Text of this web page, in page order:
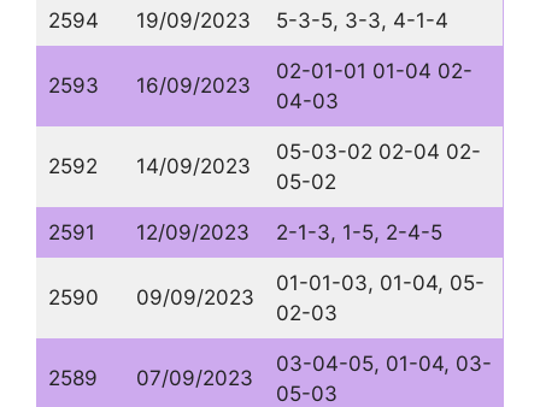
2594 19/09/2023 5-3-5, 3-3, 4-1-4
2593 16/09/2023
02-01-01 01-04 02-
04-03
2592 14/09/2023
05-03-02 02-04 02-
05-02
2591 12/09/2023 2-1-3, 1-5, 2-4-5
2590 09/09/2023
01-01-03, 01-04, 05-
02-03
2589 07/09/2023
03-04-05, 01-04, 03-
05-03